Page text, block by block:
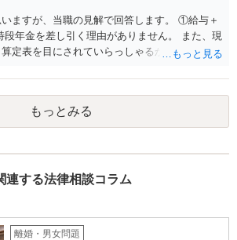
ていた ・夫が既婚と知らなかったことに合理
相手女性が既婚であることを容易に確認でき
関係を続けた場合は、夫の過失が認められ、
度？）が発生し得ます。
ますが、当職の見解で回答します。 ①給与＋
年金を差し引く理由がありません。 また、現
定表を目にされていらっしゃるかと思いま
に必要だとされる経費を控除しています。 年
する必要がありませんので、 詳しい計算式は
足し算をした部分の表よりも多い金額が妥当と
②婚姻費用は相当額の半分10万円しか出さない
手方の根拠のない主張に沿ったものになると
もっとみる
連する法律相談コラム
離婚・男女問題